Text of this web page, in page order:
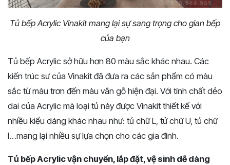
Tủ bếp Acrylic Vinakit mang lại sự sang trọng cho gian bếp
của bạn
Tủ bếp Acrylic sở hữu hơn 80 màu sắc khác nhau. Các
kiến trúc sư của Vinakit đã đưa ra các sản phẩm có màu
sắc từ màu trơn đến màu vân gỗ hiện đại. Với tính chất dẻo
dai của Acrylic mà loại tủ này được Vinakit thiết kế với
nhiều kiểu dáng khác nhau như: tủ chữ L, tử chữ U, tủ chữ
I…mang lại nhiều sự lựa chọn cho các gia đình.
Tủ bếp Acrylic vận chuyển, lắp đặt, vệ sinh dễ dàng